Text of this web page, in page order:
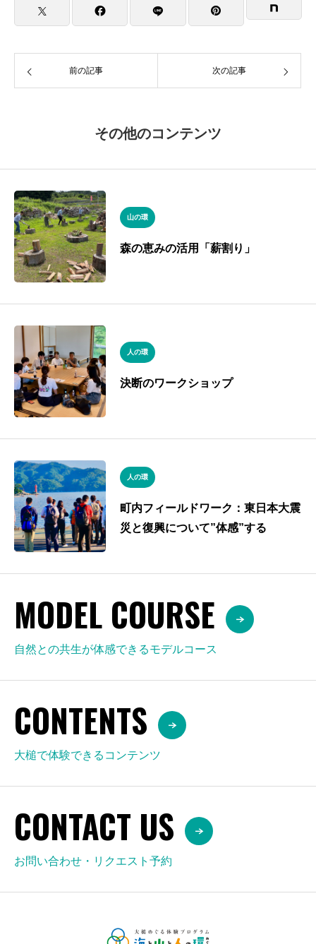
前の記事 次の記事
その他のコンテンツ
山の環
森の恵みの活用「薪割り」
人の環
決断のワークショップ
人の環
町内フィールドワーク：東日本大震
災と復興について”体感”する
MODEL COURSE
自然との共生が体感できるモデルコース
CONTENTS
大槌で体験できるコンテンツ
CONTACT US
お問い合わせ・リクエスト予約